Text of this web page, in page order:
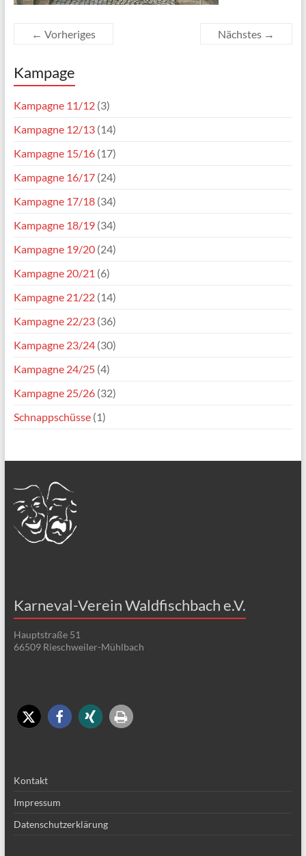
← Vorheriges Nächstes →
Kampage
Kampagne 11/12(3)
Kampagne 12/13(14)
Kampagne 15/16(17)
Kampagne 16/17(24)
Kampagne 17/18(34)
Kampagne 18/19(34)
Kampagne 19/20(24)
Kampagne 20/21 (6)
Kampagne 21/22(14)
Kampagne 22/23(36)
Kampagne 23/24(30)
Kampagne 24/25(4)
Kampagne 25/26(32)
Schnappschüsse(1)
Karneval-Verein Waldfischbach e.V.
Hauptstraße 51
66509 Rieschweiler-Mühlbach
Kontakt
Impressum
Datenschutzerklärung